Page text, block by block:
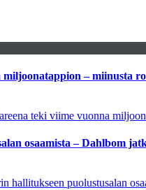
– miinusta
teki viime vuonna
osaamista – Dahlbom
hallitukseen puolustusalan